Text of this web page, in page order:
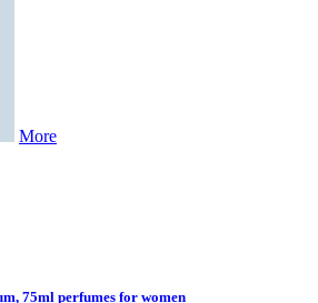
More
75ml perfumes for women